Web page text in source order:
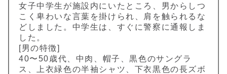
女子中学生が施設内にいたところ、男からしつ
こく卑わいな言葉を掛けられ、肩を触られるな
どしました。中学生は、すぐに警察に通報しま
した。
[男の特徴]
40〜50歳代、中肉、帽子、黒色のサングラ
ス、上衣緑色の半袖シャツ、下衣黒色の長ズボ